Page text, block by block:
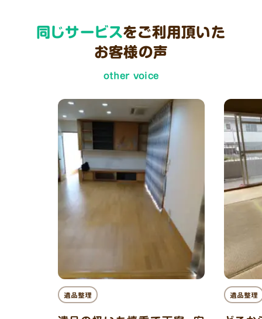
同じサービスをご利用頂いた
お客様の声
other voice
遺品整理 遺品整理